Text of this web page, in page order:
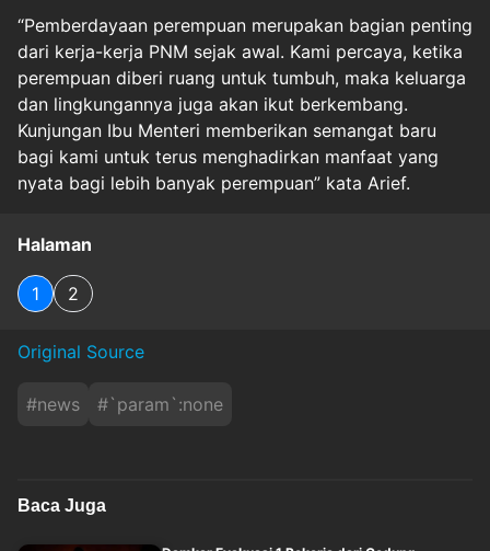
“Pemberdayaan perempuan merupakan bagian penting
dari kerja-kerja PNM sejak awal. Kami percaya, ketika
perempuan diberi ruang untuk tumbuh, maka keluarga
dan lingkungannya juga akan ikut berkembang.
Kunjungan Ibu Menteri memberikan semangat baru
bagi kami untuk terus menghadirkan manfaat yang
nyata bagi lebih banyak perempuan” kata Arief.
Halaman
1 2
Original Source
#news #`param`:none
Baca Juga